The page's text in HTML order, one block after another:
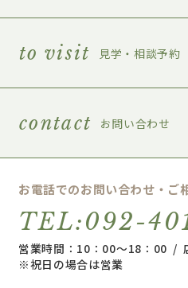
to visit 見学・相談予約
contact お問い合わせ
お電話でのお問い合わせ・ご
TEL:092-
営業時間：10：00～18：00 /
※祝日の場合は営業